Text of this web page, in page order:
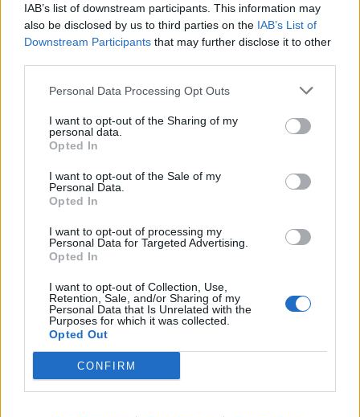
IAB’s list of downstream participants. This information may
also be disclosed by us to third parties on the IAB’s List of
Downstream Participants that may further disclose it to other
Personal Data Processing Opt Outs
I want to opt-out of the Sharing of my
personal data.
Opted In
I want to opt-out of the Sale of my
Personal Data.
Opted In
I want to opt-out of processing my
Personal Data for Targeted Advertising.
Opted In
I want to opt-out of Collection, Use,
Retention, Sale, and/or Sharing of my
Personal Data that Is Unrelated with the
Purposes for which it was collected.
Opted Out
CONFIRM